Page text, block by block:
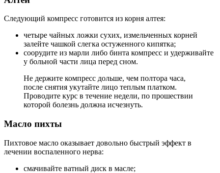
Следующий компресс готовится из корня алтея:
четыре чайных ложки сухих, измельченных корней
залейте чашкой слегка остуженного кипятка;
соорудите из марли либо бинта компресс и удерживайте
у больной части лица перед сном.
Не держите компресс дольше, чем полтора часа,
после снятия укутайте лицо теплым платком.
Проводите курс в течение недели, по прошествии
которой болезнь должна исчезнуть.
Масло пихты
Пихтовое масло оказывает довольно быстрый эффект в
лечении воспаленного нерва:
смачивайте ватный диск в масле;